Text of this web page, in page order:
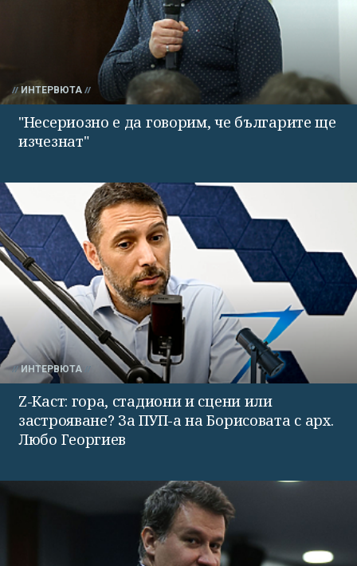
ИНТЕРВЮТА
"Несериозно е да говорим, че българите ще
изчезнат"
ИНТЕРВЮТА
Z-Каст: гора, стадиони и сцени или
застрояване? За ПУП-а на Борисовата с арх.
Любо Георгиев